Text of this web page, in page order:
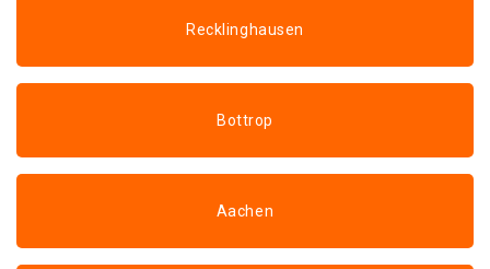
Recklinghausen
Bottrop
Aachen